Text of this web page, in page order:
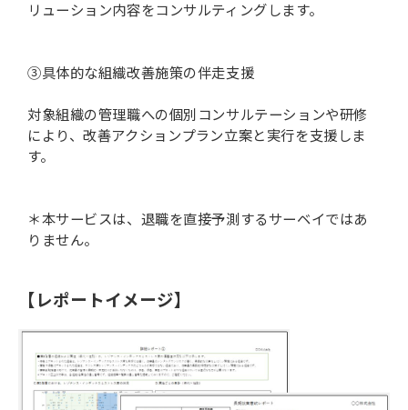
リューション内容をコンサルティングします。
③具体的な組織改善施策の伴走支援
対象組織の管理職への個別コンサルテーションや研修
により、改善アクションプラン立案と実行を支援しま
す。
＊本サービスは、退職を直接予測するサーベイではあ
りません。
【レポートイメージ】